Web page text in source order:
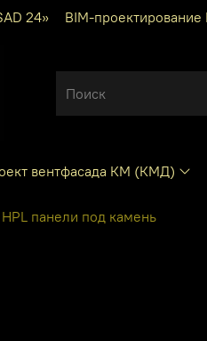
24» BIM-
вентфасада КМ (КМД)
HPL панели под камень